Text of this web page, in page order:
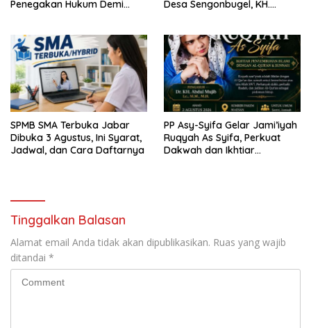
Penegakan Hukum Demi
Desa Sengonbugel, KH.
SPMB SMA Terbuka Jabar
Dibuka 3 Agustus, Ini Syarat,
Jadwal, dan Cara Daftarnya
PP Asy-Syifa Gelar Jami’iyah
Ruqyah As Syifa, Perkuat
Dakwah dan Ikhtiar
Tinggalkan Balasan
Alamat email Anda tidak akan dipublikasikan. Ruas yang wajib
ditandai *